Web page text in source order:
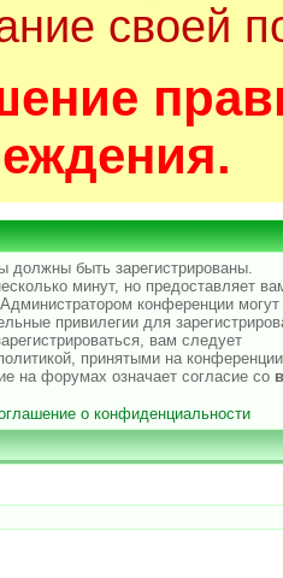
своей
быть зарегистрированы.
минут, но предоставляет
конференции
привилегии для
вам следует
принятыми на
на форумах означает согласие со
о конфиденциальности